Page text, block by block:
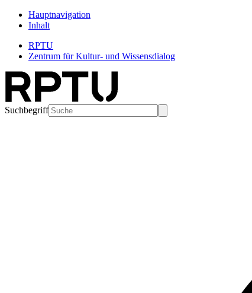
Hauptnavigation
Inhalt
RPTU
Zentrum für Kultur- und Wissensdialog
Suchbegriff